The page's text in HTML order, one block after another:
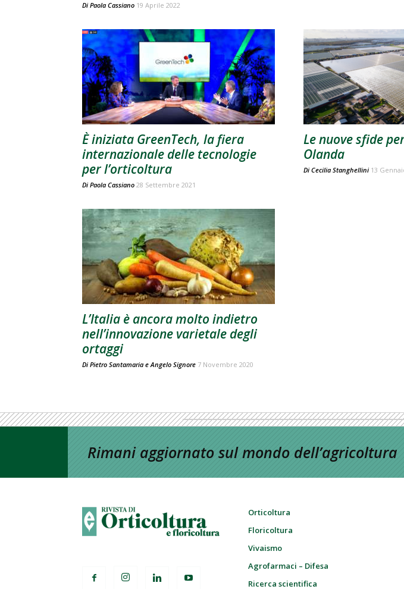
Di Paola Cassiano 19 Aprile 2022
È iniziata GreenTech, la fiera
internazionale delle tecnologie
per l’orticoltura
Di Paola Cassiano 28 Settembre 2021
Le nuove sfide
Olanda
Di Cecilia Stanghellini 13
L’Italia è ancora molto indietro
nell’innovazione varietale degli
ortaggi
Di Pietro Santamaria eAngelo Signore 7 Novembre 2020
Rimani aggiornato sul mondo dell’agricoltura
Orticoltura
Floricoltura
Vivaismo
Agrofarmaci – Difesa
Ricerca scientifica